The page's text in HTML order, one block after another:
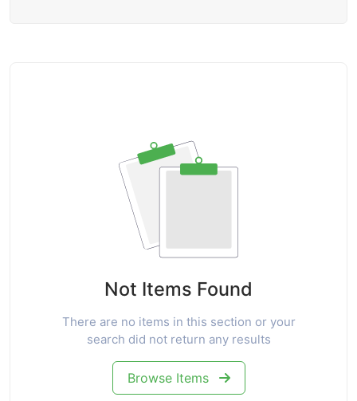
Not Items Found
There are no items in this section or your
search did not return any results
Browse Items